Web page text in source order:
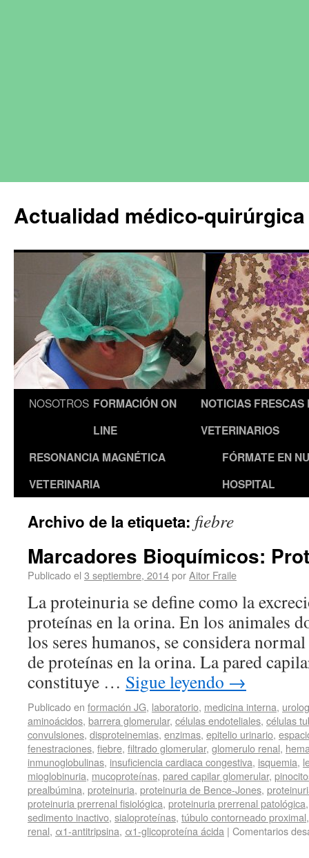
Actualidad médico-
NOSOTROS FORMACIÓN ON
LINE
NOTICIAS FRESCAS
VETERINARIOS
RESONANCIA MAGNÉTICA
VETERINARIA
FÓRMATE EN
HOSPITAL
Archivo de la etiqueta: fiebre
Marcadores Bioquímicos:
Publicado el 3 septiembre, 2014porAitor Fraile
La proteinuria se define como la
proteínas en la orina. En los animales
los seres humanos, se considera
de proteínas en la orina. La pared
constituye … Sigue leyendo →
Publicado en formación JG, laboratorio, medicina interna,
aminoácidos, barrera glomerular, células endoteliales, células
convulsiones, disproteinemias, enzimas, epitelio urinario,
fenestraciones, fiebre, filtrado glomerular, glomerulo renal,
inmunoglobulinas, insuficiencia cardiaca congestiva, isquemia,
mioglobinuria, mucoproteínas, pared capilar glomerular,
prealbúmina, proteinuria, proteinuria de Bence-Jones,
proteinuria prerrenal fisiológica, proteinuria prerrenal patológica
sedimento inactivo, sialoproteínas, túbulo contorneado proximal
renal, α1-antitripsina, α1-glicoproteína ácida | Comentarios